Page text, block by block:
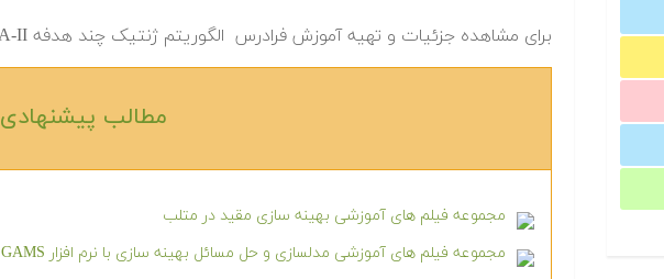
برای مشاهده جزئیات و تهیه آموزش فرادرس الگوریتم ژنتیک چند هدفه NSGA-II در متلب به این
مطالب پیشنهادی‎
مجموعه فیلم های آموزشی بهینه سازی مقید در متلب
مجموعه فیلم های آموزشی مدلسازی و حل مسائل بهینه سازی با نرم افزار GAMS